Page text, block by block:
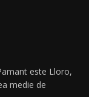
medie de